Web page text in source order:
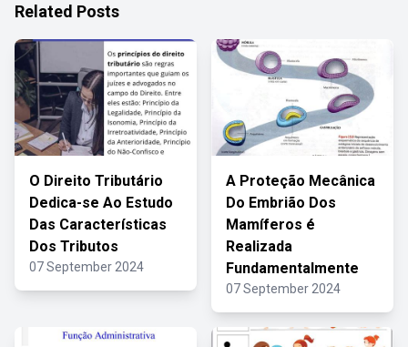
Related Posts
O Direito Tributário
Dedica-se Ao Estudo
Das Características
Dos Tributos
07 September 2024
A Proteção Mecânica
Do Embrião Dos
Mamíferos é
Realizada
Fundamentalmente
07 September 2024